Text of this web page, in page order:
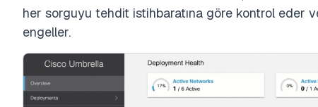
her sorguyu tehdit istihbaratına göre kontrol eder
engeller.